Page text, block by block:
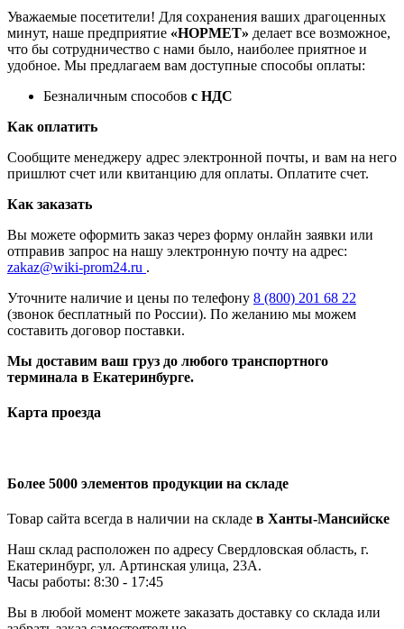
Уважаемые посетители! Для сохранения ваших драгоценных
минут, наше предприятие «НОРМЕТ» делает все возможное,
что бы сотрудничество с нами было, наиболее приятное и
удобное. Мы предлагаем вам доступные способы оплаты:
Безналичным способов с НДС
Как оплатить
Сообщите менеджеру адрес электронной почты, и вам на него
пришлют счет или квитанцию для оплаты. Оплатите счет.
Как заказать
Вы можете оформить заказ через форму онлайн заявки или
отправив запрос на нашу электронную почту на адрес:
zakaz@wiki-prom24.ru .
Уточните наличие и цены по телефону 8 (800) 201 68 22
(звонок бесплатный по России). По желанию мы можем
составить договор поставки.
Мы доставим ваш груз до любого транспортного
терминала в Екатеринбурге.
Карта проезда
Более 5000 элементов продукции на складе
Товар сайта всегда в наличии на складе в Ханты-Мансийске
Наш склад расположен по адресу Свердловская область, г.
Екатеринбург, ул. Артинская улица, 23А.
Часы работы: 8:30 - 17:45
Вы в любой момент можете заказать доставку со склада или